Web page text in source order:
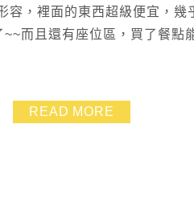
，裡面的東西超級便宜，幾
而且還有座位區，買了餐點
READ MORE